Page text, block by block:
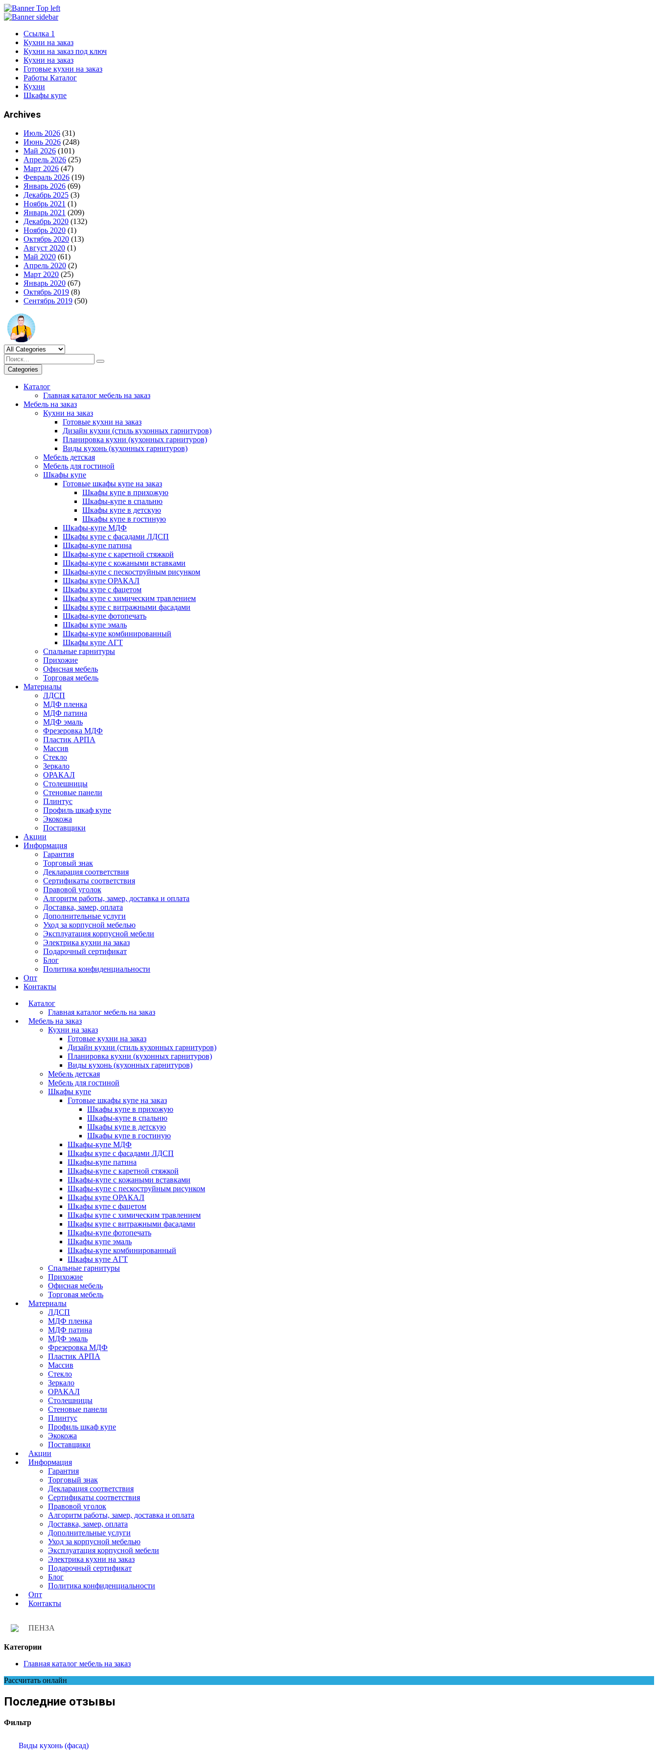
Ссылка 1
Кухни на заказ
Кухни на заказ под ключ
Кухни на заказ
Готовые кухни на заказ
Работы Каталог
Кухни
Шкафы купе
Archives
Июль 2026 (31)
Июнь 2026 (248)
Май 2026 (101)
Апрель 2026 (25)
Март 2026 (47)
Февраль 2026 (19)
Январь 2026 (69)
Декабрь 2025 (3)
Ноябрь 2021 (1)
Январь 2021 (209)
Декабрь 2020 (132)
Ноябрь 2020 (1)
Октябрь 2020 (13)
Август 2020 (1)
Май 2020 (61)
Апрель 2020 (2)
Март 2020 (25)
Январь 2020 (67)
Октябрь 2019 (8)
Сентябрь 2019 (50)
Categories
Каталог
Главная каталог мебель на заказ
Мебель на заказ
Кухни на заказ
Готовые кухни на заказ
Дизайн кухни (стиль кухонных гарнитуров)
Планировка кухни (кухонных гарнитуров)
Виды кухонь (кухонных гарнитуров)
Мебель детская
Мебель для гостиной
Шкафы купе
Готовые шкафы купе на заказ
Шкафы купе в прихожую
Шкафы-купе в спальню
Шкафы купе в детскую
Шкафы купе в гостиную
Шкафы-купе МДФ
Шкафы купе с фасадами ЛДСП
Шкафы-купе патина
Шкафы-купе с каретной стяжкой
Шкафы-купе с кожаными вставками
Шкафы-купе с пескоструйным рисунком
Шкафы купе ОРАКАЛ
Шкафы купе с фацетом
Шкафы купе с химическим травлением
Шкафы купе с витражными фасадами
Шкафы-купе фотопечать
Шкафы купе эмаль
Шкафы-купе комбинированный
Шкафы купе АГТ
Спальные гарнитуры
Прихожие
Офисная мебель
Торговая мебель
Материалы
ЛДСП
МДФ пленка
МДФ патина
МДФ эмаль
Фрезеровка МДФ
Пластик АРПА
Массив
Стекло
Зеркало
ОРАКАЛ
Столешницы
Стеновые панели
Плинтус
Профиль шкаф купе
Экокожа
Поставщики
Акции
Информация
Гарантия
Торговый знак
Декларация соответствия
Сертификаты соответствия
Правовой уголок
Алгоритм работы, замер, доставка и оплата
Доставка, замер, оплата
Дополнительные услуги
Уход за корпусной мебелью
Эксплуатация корпусной мебели
Электрика кухни на заказ
Подарочный сертификат
Блог
Политика конфиденциальности
Опт
Контакты
Каталог
Главная каталог мебель на заказ
Мебель на заказ
Кухни на заказ
Готовые кухни на заказ
Дизайн кухни (стиль кухонных гарнитуров)
Планировка кухни (кухонных гарнитуров)
Виды кухонь (кухонных гарнитуров)
Мебель детская
Мебель для гостиной
Шкафы купе
Готовые шкафы купе на заказ
Шкафы купе в прихожую
Шкафы-купе в спальню
Шкафы купе в детскую
Шкафы купе в гостиную
Шкафы-купе МДФ
Шкафы купе с фасадами ЛДСП
Шкафы-купе патина
Шкафы-купе с каретной стяжкой
Шкафы-купе с кожаными вставками
Шкафы-купе с пескоструйным рисунком
Шкафы купе ОРАКАЛ
Шкафы купе с фацетом
Шкафы купе с химическим травлением
Шкафы купе с витражными фасадами
Шкафы-купе фотопечать
Шкафы купе эмаль
Шкафы-купе комбинированный
Шкафы купе АГТ
Спальные гарнитуры
Прихожие
Офисная мебель
Торговая мебель
Материалы
ЛДСП
МДФ пленка
МДФ патина
МДФ эмаль
Фрезеровка МДФ
Пластик АРПА
Массив
Стекло
Зеркало
ОРАКАЛ
Столешницы
Стеновые панели
Плинтус
Профиль шкаф купе
Экокожа
Поставщики
Акции
Информация
Гарантия
Торговый знак
Декларация соответствия
Сертификаты соответствия
Правовой уголок
Алгоритм работы, замер, доставка и оплата
Доставка, замер, оплата
Дополнительные услуги
Уход за корпусной мебелью
Эксплуатация корпусной мебели
Электрика кухни на заказ
Подарочный сертификат
Блог
Политика конфиденциальности
Опт
Контакты
ПЕНЗА
Категории
Главная каталог мебель на заказ
Рассчитать онлайн
Последние отзывы
Фильтр
Виды кухонь (фасад)